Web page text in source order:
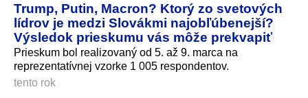
Trump, Putin, Macron? Ktorý zo svetových
lídrov je medzi Slovákmi najobľúbenejší?
Výsledok prieskumu vás môže prekvapiť
Prieskum bol realizovaný od 5. až 9. marca na
reprezentatívnej vzorke 1 005 respondentov.
tento rok